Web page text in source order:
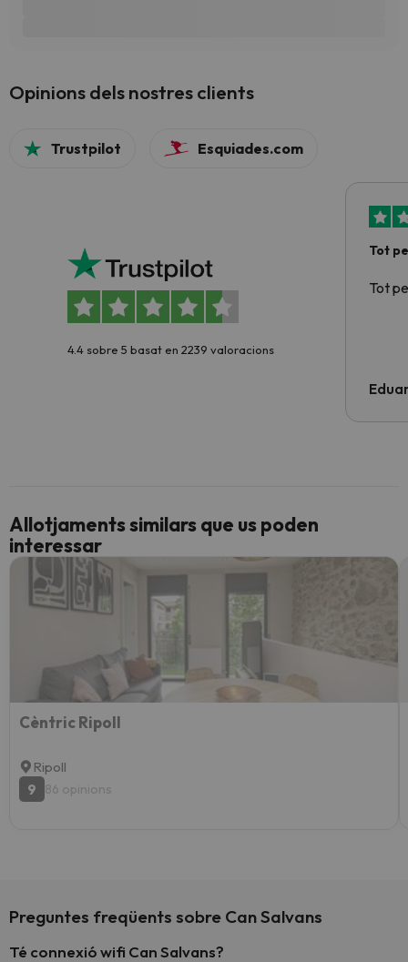
Opinions dels nostres clients
Trustpilot Esquiades.com
4.4 sobre 5 basat en 2239 valoracions
Tot
Tot
Allotjaments similars que us poden
interessar
Cèntric Ripoll
Ripoll
9
86 opinions
Preguntes freqüents sobre Can Salvans
Té connexió wifi Can Salvans?